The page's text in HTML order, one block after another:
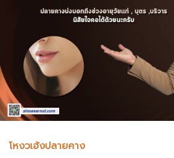
โหงวเฮ้งปลายคาง